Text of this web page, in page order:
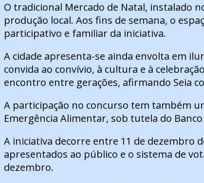
O tradicional Mercado de Natal, instalado
produção local. Aos fins de semana, o
participativo e familiar da iniciativa.
A cidade apresenta-se ainda envolta em
convida ao convívio, à cultura e à
encontro entre gerações, afirmando Seia
A participação no concurso tem também
Emergência Alimentar, sob tutela do
A iniciativa decorre entre 11 de dezembro
apresentados ao público e o sistema de
dezembro.